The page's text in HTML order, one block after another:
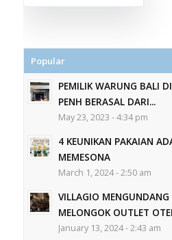
Popular
PEMILIK WARUNG BALI
PENH BERASAL DARI...
May 23, 2023 - 4:34 pm
4 KEUNIKAN PAKAIAN
MEMESONA
March 1, 2024 - 2:50 am
VILLAGIO
MELONGOK OUTLET
January 13, 2024 - 2:43 am